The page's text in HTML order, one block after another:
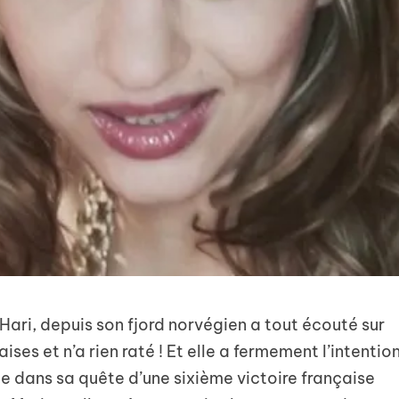
depuis son fjord norvégien a tout écouté sur
et n’a rien raté ! Et elle a fermement
dans sa quête d’une sixième victoire française